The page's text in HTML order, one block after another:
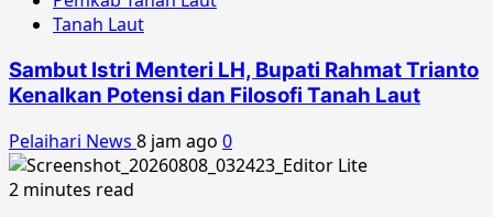
Tanah Laut
Sambut Istri Menteri LH, Bupati Rahmat Trianto
Kenalkan Potensi dan Filosofi Tanah Laut
Pelaihari News 8 jam ago 0
2 minutes read